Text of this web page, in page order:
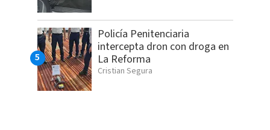
Policía Penitenciaria
intercepta dron con droga en
La Reforma
Cristian Segura